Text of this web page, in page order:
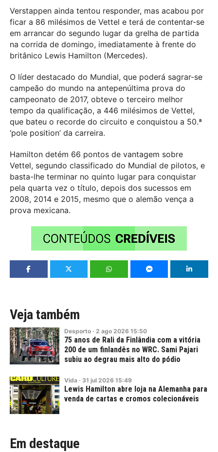
Verstappen ainda tentou responder, mas acabou por
ficar a 86 milésimos de Vettel e terá de contentar-se
em arrancar do segundo lugar da grelha de partida
na corrida de domingo, imediatamente à frente do
britânico Lewis Hamilton (Mercedes).
O líder destacado do Mundial, que poderá sagrar-se
campeão do mundo na antepenúltima prova do
campeonato de 2017, obteve o terceiro melhor
tempo da qualificação, a 446 milésimos de Vettel,
que bateu o recorde do circuito e conquistou a 50.ª
‘pole position’ da carreira.
Hamilton detém 66 pontos de vantagem sobre
Vettel, segundo classificado do Mundial de pilotos, e
basta-lhe terminar no quinto lugar para conquistar
pela quarta vez o título, depois dos sucessos em
2008, 2014 e 2015, mesmo que o alemão vença a
prova mexicana.
Veja também
Desporto · 2 ago 2026 15:50
75 anos de Rali da Finlândia com a vitória
200 de um finlandês no WRC. Sami Pajari
subiu ao degrau mais alto do pódio
Vida · 31 jul 2026 15:49
Lewis Hamilton abre loja na Alemanha para
venda de cartas e cromos colecionáveis
Em destaque